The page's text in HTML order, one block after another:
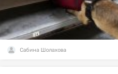
Сабина Шолахова